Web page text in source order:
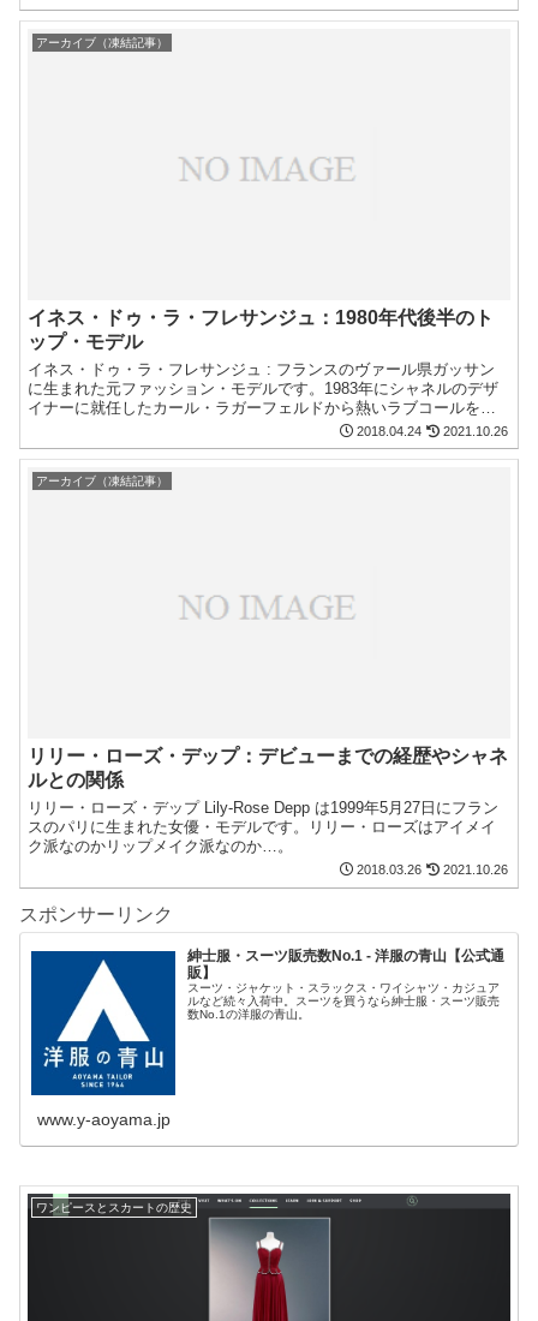
アーカイブ（凍結記事）
イネス・ドゥ・ラ・フレサンジュ：1980年代後半のト
ップ・モデル
イネス・ドゥ・ラ・フレサンジュ : フランスのヴァール県ガッサン
に生まれた元ファッション・モデルです。1983年にシャネルのデザ
イナーに就任したカール・ラガーフェルドから熱いラブコールを受
け、専属モデルとして契約しました。百花繚乱のモデル事情のなか
でトップ・モデルとして君臨しました。
2018.04.24 2021.10.26
アーカイブ（凍結記事）
リリー・ローズ・デップ：デビューまでの経歴やシャネ
ルとの関係
リリー・ローズ・デップ Lily-Rose Depp は1999年5月27日にフラン
スのパリに生まれた女優・モデルです。リリー・ローズはアイメイ
ク派なのかリップメイク派なのか…。
2018.03.26 2021.10.26
スポンサーリンク
紳士服・スーツ販売数No.1 - 洋服の青山【公式通
販】
スーツ・ジャケット・スラックス・ワイシャツ・カジュア
ルなど続々入荷中。スーツを買うなら紳士服・スーツ販売
数No.1の洋服の青山。
www.y-aoyama.jp
ワンピースとスカートの歴史